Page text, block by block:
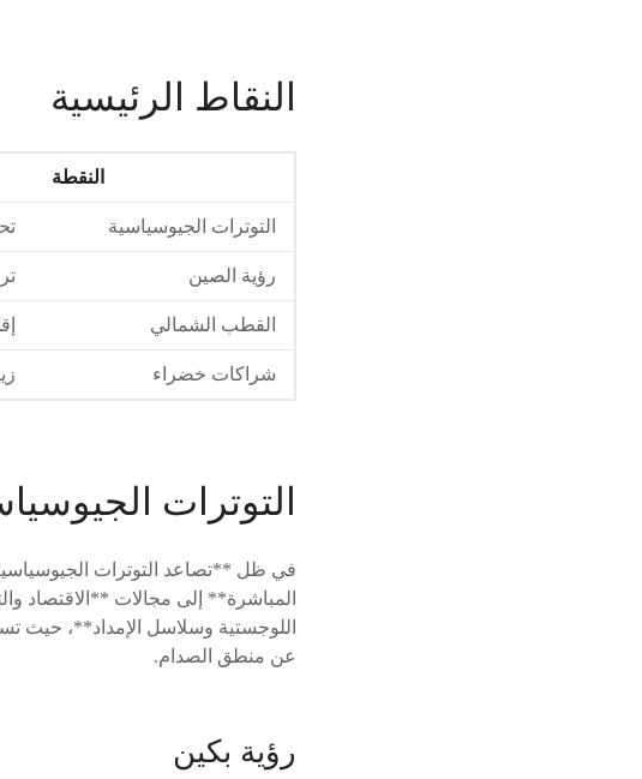
النقاط الرئيسية
النقطة
التوترات الجيوسياسية
رؤية الصين
القطب الشمالي
شراكات خضراء
التوترات
في ظل **تصاعد التوترات
المباشرة** إلى مجالات **الاقتصاد
اللوجستية وسلاسل الإمداد**، حيث
عن منطق الصدام.
رؤية بكين